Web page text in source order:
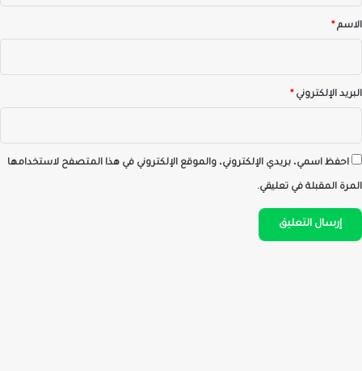
*الاسم*
البريد الإلكتروني*
احفظ اسمي، بريدي الإلكتروني، والموقع الإلكتروني في هذا المتصفح لاستخدامها
المرة المقبلة في تعليقي.